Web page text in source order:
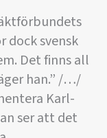
dock svensk
Det finns all
han.” /…/
Karl-
ser att det